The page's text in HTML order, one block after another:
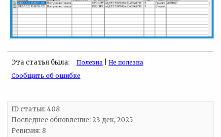
Эта статья была: Полезна
Не полезна
Сообщить об ошибке
ID статьи: 408
Последнее обновление:23 дек, 2025
Ревизия: 8